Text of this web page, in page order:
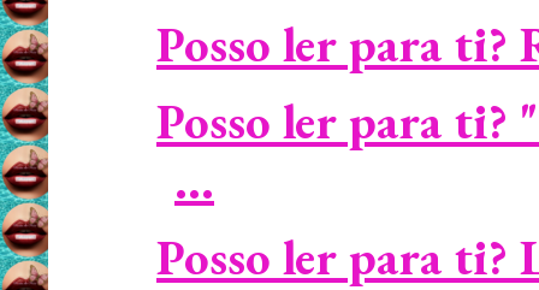
Posso ler para
Posso ler para ti?
...
Posso ler para